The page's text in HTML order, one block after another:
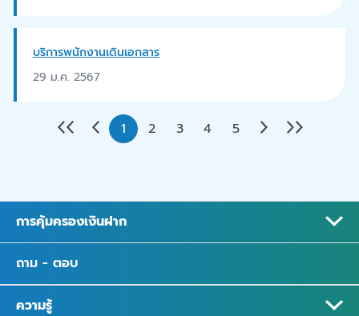
บริการพนักงานเดินเอกสาร
29 ม.ค. 2567
1 2 3 4 5
การคุ้มครองเงินฝาก
ถาม - ตอบ
ความรู้